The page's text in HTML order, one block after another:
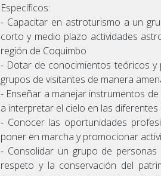
Específicos:
- Capacitar en astroturismo a un
corto y medio plazo actividades
región de Coquimbo
- Dotar de conocimientos teóricos
grupos de visitantes de manera
- Enseñar a manejar instrumentos
a interpretar el cielo en las
- Conocer las oportunidades
poner en marcha y promocionar
- Consolidar un grupo de personas
respeto y la conservación del